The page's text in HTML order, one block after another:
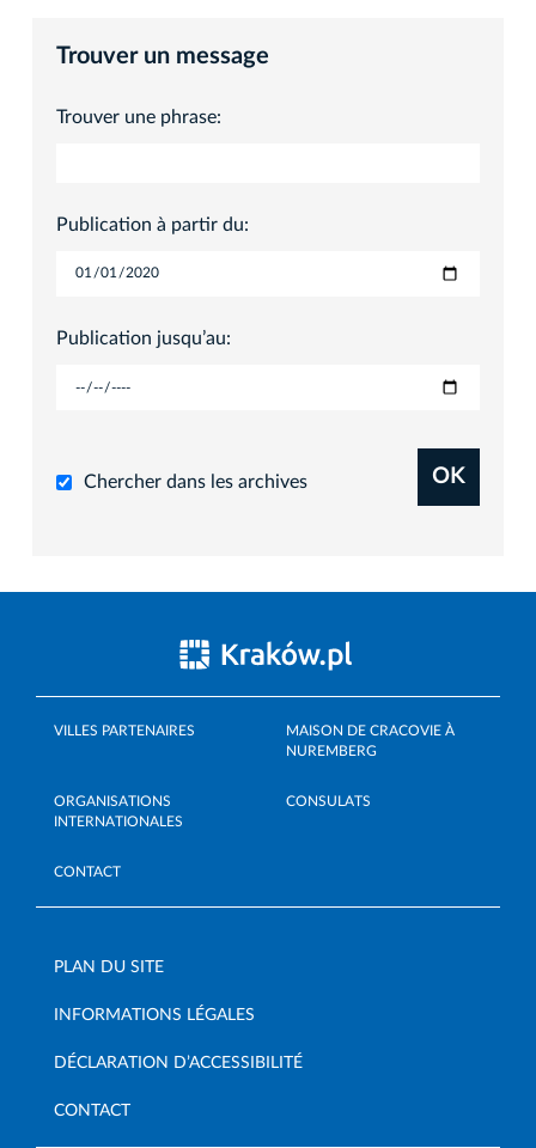
Trouver un message
Trouver une phrase:
Publication à partir du:
Publication jusqu’au:
Chercher dans les archives OK
VILLES PARTENAIRES
MAISON DE CRACOVIE À
NUREMBERG
ORGANISATIONS
INTERNATIONALES
CONSULATS
CONTACT
PLAN DU SITE
INFORMATIONS LÉGALES
DÉCLARATION D’ACCESSIBILITÉ
CONTACT